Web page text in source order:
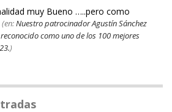
muy Bueno …..pero como
(en:Nuestro patrocinador Agustín Sánchez
como uno de los 100 mejores
)